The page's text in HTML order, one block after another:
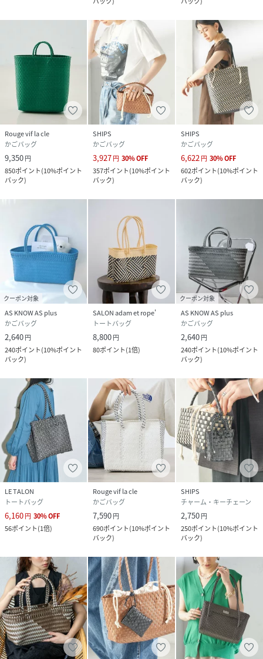
つとない手編みの証です。
も、このバッグを育てる楽しみの一つとして愛していただけ
れば幸いです。
手仕事ならではの、自然で優しい風合いをどうぞお楽しみく
ださい。
【メーカー情報】
品番：S26004
【NHE/ニエ】
NHEは、ベトナムの職人の手仕事と、あなたの日常をつなぐ
ブランドです。
同時に、作り手が誇りと喜びを持って働ける環境を支えるこ
とにもあります。
私たちは、いつまでも、日常に寄り添う存在として、手仕事
の温もりと公平な価値の循環を届け続けます。
【注意事項】
※商品画像は、光の当たり具合やパソコンなどの閲覧環境に
より、
実際の色味と異なって見える場合がございます。あらかじめ
※画像の商品はサンプルです。
実際の商品と仕様、加工が若干異なる場合があります。
※サイズ表記はあくまで目安となります。
※その他の予約商品、通常商品との同時決済はできません。
※入荷状況により、お届け予定が前後する場合があります。
※お客様への発送が店頭販売より遅れる場合もあります。
※追加生産商品は、一部の店舗、通販で販売中の場合がござ
います。予めご了承下さい。
※商品を使用前に、タグ等に記載されている「取り扱い上の
注意書き」
「洗濯表示」を必ずご確認ください。
※商品に不良が無い場合、包装紙および箱の彼損がございま
しても発送いたします。
あらかじめご了承ください。
性別タイプ レディース
原産国 ベトナム
素材 ポリプロピレン ライニング：コットン
Rouge vif la cle
かごバッグ
9,350円
850ポイント(10%ポイント
バック)
SHIPS
かごバッグ
3,927円 30%OFF
357ポイント(10%ポイント
バック)
SHIPS
かごバッグ
6,622円 30%OFF
602ポイント(10%ポイント
バック)
クーポン対象
AS KNOW AS plus
かごバッグ
2,640円
240ポイント(10%ポイント
バック)
SALON adam et rope'
トートバッグ
8,800円
80ポイント(1倍)
クーポン対象
AS KNOW AS plus
かごバッグ
2,640円
240ポイント(10%ポイント
バック)
LE TALON
トートバッグ
6,160円 30%OFF
56ポイント(1倍)
Rouge vif la cle
かごバッグ
7,590円
690ポイント(10%ポイント
バック)
SHIPS
チャーム・キーチェーン
2,750円
250ポイント(10%ポイント
バック)